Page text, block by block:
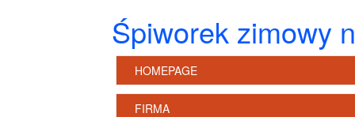
Śpiworek zimowy
HOMEPAGE
FIRMA